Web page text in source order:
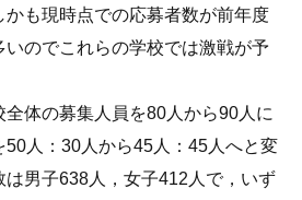
かも現時点での応募者数が前年度
のでこれらの学校では激戦が予
全体の募集人員を80人から90人に
人：30人から45人：45人へと変
男子638人，女子412人で，いず